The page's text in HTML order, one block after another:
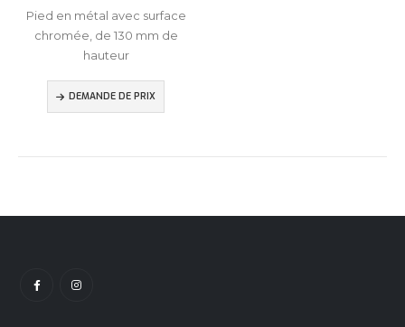
Pied en métal avec surface
chromée, de 130 mm de
hauteur
DEMANDE DE PRIX